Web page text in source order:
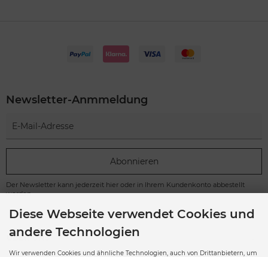
Newsletter-Anmmeldung
Abonnieren
Der Newsletter kann jederzeit hier oder in Ihrem Kundenkonto abbestellt
werden.
ÜBER UNS
Diese Webseite verwendet Cookies und
andere Technologien
Wir verwenden Cookies und ähnliche Technologien, auch von Drittanbietern, um